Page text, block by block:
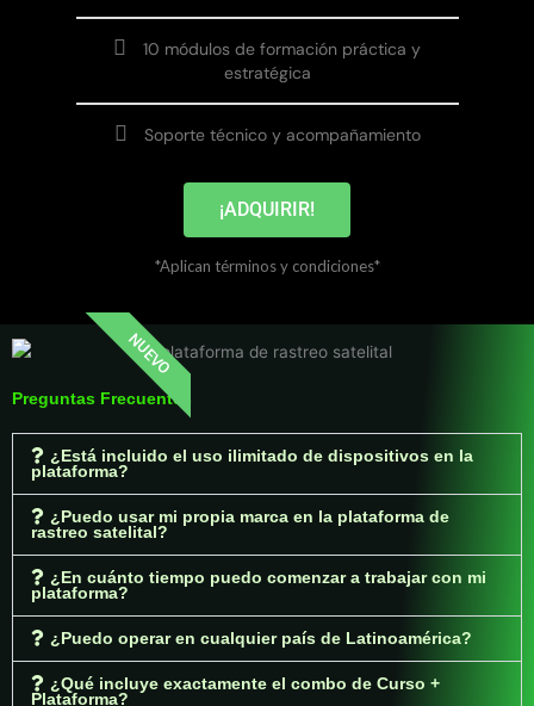
10 módulos de formación práctica y
estratégica
Soporte técnico y acompañamiento
¡ADQUIRIR!
*Aplican términos y condiciones*
NUEVO
Preguntas Frecuentes
¿Está incluido el uso ilimitado de dispositivos en la
plataforma?
¿Puedo usar mi propia marca en la plataforma de
rastreo satelital?
¿En cuánto tiempo puedo comenzar a trabajar con mi
plataforma?
¿Puedo operar en cualquier país de Latinoamérica?
¿Qué incluye exactamente el combo de Curso +
Plataforma?